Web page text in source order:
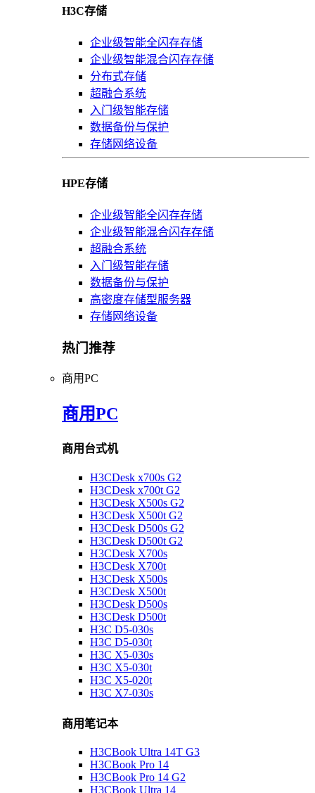
H3C存储
企业级智能全闪存存储
企业级智能混合闪存存储
分布式存储
超融合系统
入门级智能存储
数据备份与保护
存储网络设备
HPE存储
企业级智能全闪存存储
企业级智能混合闪存存储
超融合系统
入门级智能存储
数据备份与保护
高密度存储型服务器
存储网络设备
热门推荐
商用PC
商用PC
商用台式机
H3CDesk x700s G2
H3CDesk x700t G2
H3CDesk X500s G2
H3CDesk X500t G2
H3CDesk D500s G2
H3CDesk D500t G2
H3CDesk X700s
H3CDesk X700t
H3CDesk X500s
H3CDesk X500t
H3CDesk D500s
H3CDesk D500t
H3C D5-030s
H3C D5-030t
H3C X5-030s
H3C X5-030t
H3C X5-020t
H3C X7-030s
商用笔记本
H3CBook Ultra 14T G3
H3CBook Pro 14
H3CBook Pro 14 G2
H3CBook Ultra 14